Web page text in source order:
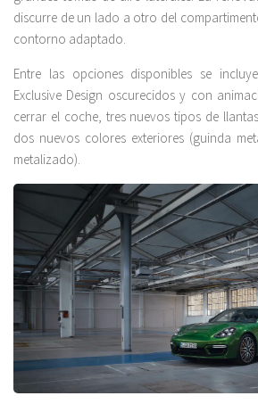
discurre de un lado a otro del
contorno adaptado.
Entre las opciones disponibles se
Exclusive Design oscurecidos y con
cerrar el coche, tres nuevos tipos de
dos nuevos colores exteriores (guinda
metalizado).